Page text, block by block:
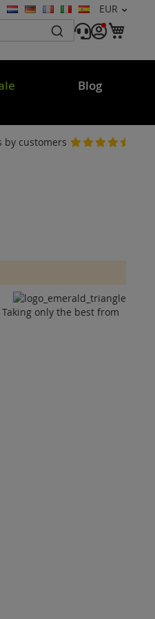
Währung
EUR
Blog
by customers
only the best from